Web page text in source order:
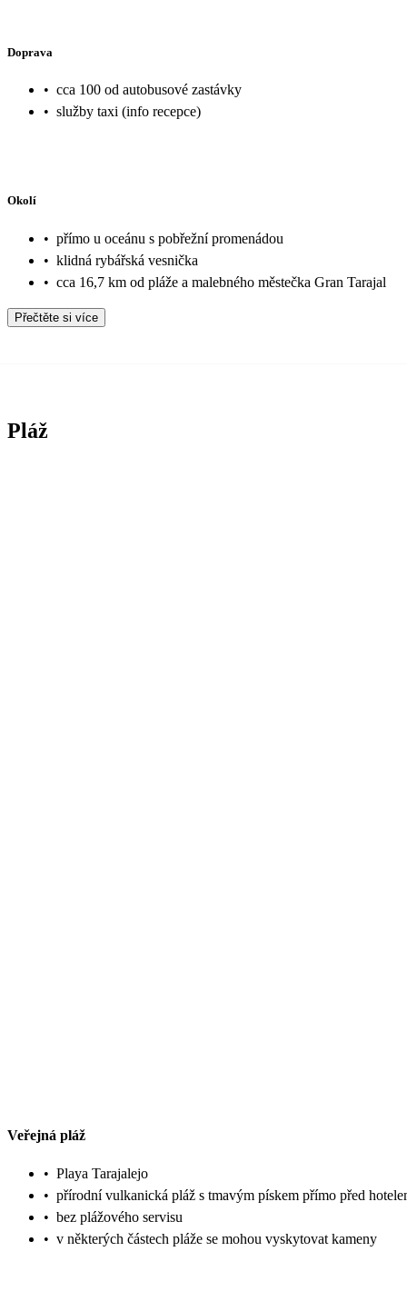
Doprava
• cca 100 od autobusové zastávky
• služby taxi (info recepce)
Okolí
• přímo u oceánu s pobřežní promenádou
• klidná rybářská vesnička
• cca 16,7 km od pláže a malebného městečka Gran Tarajal
Přečtěte si více
Pláž
Veřejná pláž
• Playa Tarajalejo
• přírodní vulkanická pláž s tmavým pískem přímo před
• bez plážového servisu
• v některých částech pláže se mohou vyskytovat kameny